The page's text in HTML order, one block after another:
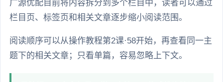
广源优配目前将内容拆分到多个栏目中，读者可以通过
栏目页、标签页和相关文章逐步缩小阅读范围。
阅读顺序可以从操作教程第2课·58开始，再查看同一主
题下的相关文章；只看单篇，容易忽略上下文。